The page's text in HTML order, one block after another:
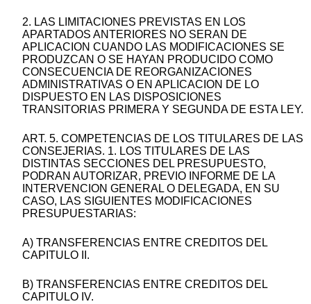
2. LAS LIMITACIONES PREVISTAS EN LOS
APARTADOS ANTERIORES NO SERAN DE
APLICACION CUANDO LAS MODIFICACIONES SE
PRODUZCAN O SE HAYAN PRODUCIDO COMO
CONSECUENCIA DE REORGANIZACIONES
ADMINISTRATIVAS O EN APLICACION DE LO
DISPUESTO EN LAS DISPOSICIONES
TRANSITORIAS PRIMERA Y SEGUNDA DE ESTA LEY.
ART. 5. COMPETENCIAS DE LOS TITULARES DE LAS
CONSEJERIAS. 1. LOS TITULARES DE LAS
DISTINTAS SECCIONES DEL PRESUPUESTO,
PODRAN AUTORIZAR, PREVIO INFORME DE LA
INTERVENCION GENERAL O DELEGADA, EN SU
CASO, LAS SIGUIENTES MODIFICACIONES
PRESUPUESTARIAS:
A) TRANSFERENCIAS ENTRE CREDITOS DEL
CAPITULO II.
B) TRANSFERENCIAS ENTRE CREDITOS DEL
CAPITULO IV.